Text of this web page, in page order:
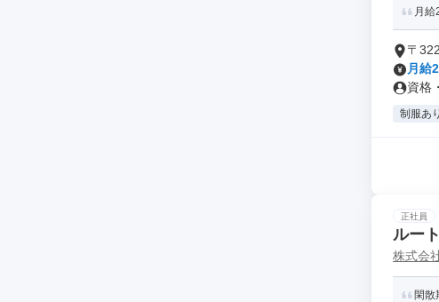
月
〒
月給
資格
制服あり
正社員
ルー
株式会
閑散